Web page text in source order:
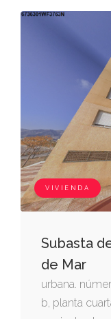
VIVIENDA
Subasta
de Mar
urbana.
b, planta